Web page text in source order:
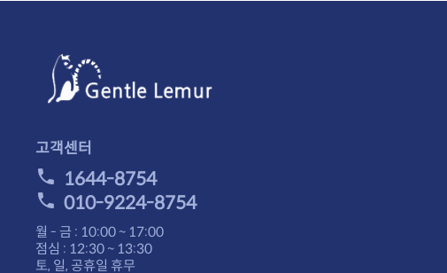
고객센터
1644-8754
010-9224-8754
월 - 금 : 10:00 ~ 17:00
점심 : 12:30 ~ 13:30
토, 일, 공휴일 휴무